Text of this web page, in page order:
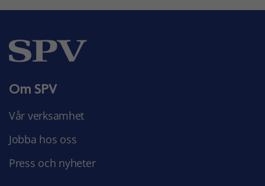
Om SPV
Vår verksamhet
Jobba hos oss
Press och nyheter